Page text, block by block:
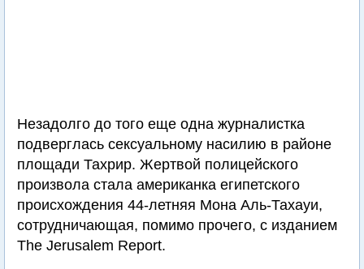
Незадолго до того еще одна журналистка
подверглась сексуальному насилию в районе
площади Тахрир. Жертвой полицейского
произвола стала американка египетского
происхождения 44-летняя Мона Аль-Тахауи,
сотрудничающая, помимо прочего, с изданием
The Jerusalem Report.